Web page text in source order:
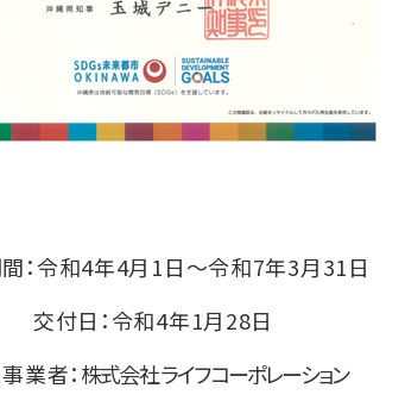
：令和4年4月1日～令和7年3月31日
交付日：令和4年1月28日
業者：株式会社 ライフコーポレーション